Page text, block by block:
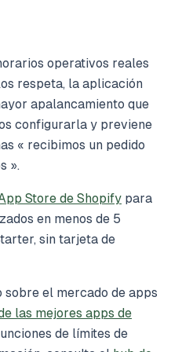
operativos reales
respeta, la aplicación
apalancamiento que
configurarla y previene
« recibimos un pedido
».
Store de Shopify para
en menos de 5
sin tarjeta de
sobre el mercado de apps
las mejores apps de
de límites de